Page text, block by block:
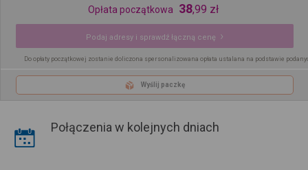
Opłata początkowa 38,99 zł
Podaj adresy i sprawdź łączną cenę
Do opłaty początkowej zostanie doliczona spersonalizowana opłata ustalana na podstawie
Wyślij paczkę
Połączenia w kolejnych dniach